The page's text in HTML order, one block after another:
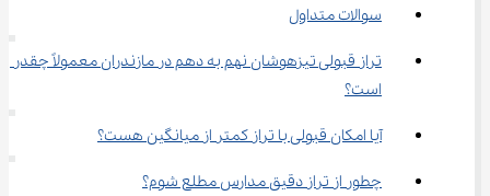
سوالات متداول
تراز قبولی تیزهوشان نهم به دهم در مازندران معمولاً چقدر
است؟
آیا امکان قبولی با تراز کمتر از میانگین هست؟
چطور از تراز دقیق مدارس مطلع شوم؟